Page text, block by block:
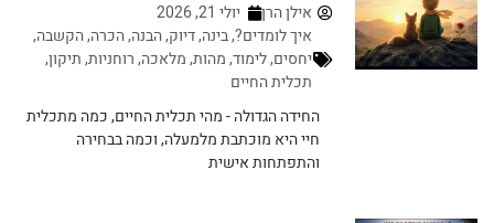
אילן הרן
יולי 21, 2026
איך לומדים?,בינה,דיוק,הבנה,הכרה,הקשבה,
יחסים,לימוד,מהות,מלאכה,רוחניות,תיקון,
תכלית החיים
החידה הגדולה - מהי תכלית החיים, כמה מתכלית
חיי היא מוכתבת מלמעלה, וכמה בבחירה
והתפתחות אישית